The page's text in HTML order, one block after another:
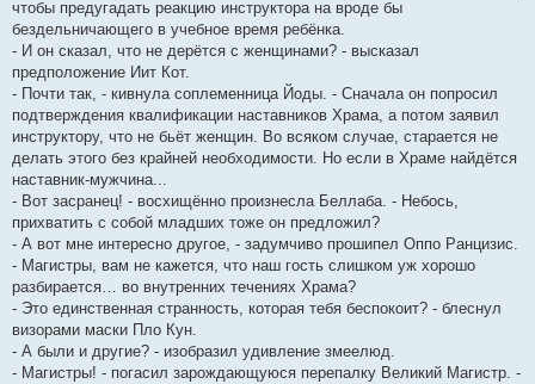
чтобы предугадать реакцию инструктора на вроде бы
бездельничающего в учебное время ребёнка.
- И он сказал, что не дерётся с женщинами? - высказал
предположение Иит Кот.
- Почти так, - кивнула соплеменница Йоды. - Сначала он попросил
подтверждения квалификации наставников Храма, а потом заявил
инструктору, что не бьёт женщин. Во всяком случае, старается не
делать этого без крайней необходимости. Но если в Храме найдётся
наставник-мужчина...
- Вот засранец! - восхищённо произнесла Беллаба. - Небось,
прихватить с собой младших тоже он предложил?
- А вот мне интересно другое, - задумчиво прошипел Оппо Ранцизис.
- Магистры, вам не кажется, что наш гость слишком уж хорошо
разбирается… во внутренних течениях Храма?
- Это единственная странность, которая тебя беспокоит? - блеснул
визорами маски Пло Кун.
- А были и другие? - изобразил удивление змеелюд.
- Магистры! - погасил зарождающуюся перепалку Великий Магистр. -